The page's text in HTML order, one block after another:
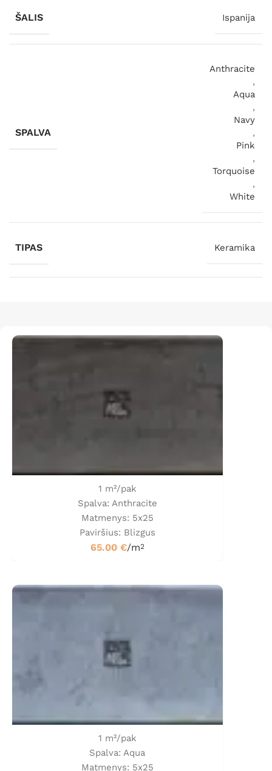
ŠALIS Ispanija
SPALVA
Anthracite
,
Aqua
,
Navy
,
Pink
,
Torquoise
,
White
TIPAS Keramika
1 m²/pak
Spalva: Anthracite
Matmenys: 5x25
Paviršius: Blizgus
65.00 €/m2
1 m²/pak
Spalva: Aqua
Matmenys: 5x25